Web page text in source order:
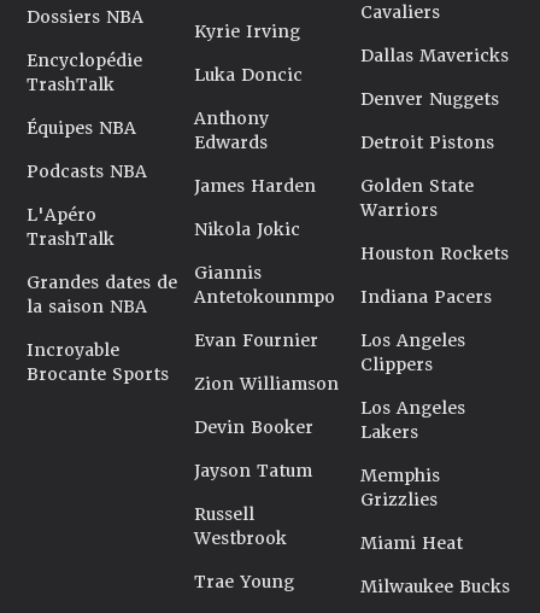
Dossiers NBA
Encyclopédie
TrashTalk
Équipes NBA
Podcasts NBA
L'Apéro
TrashTalk
Grandes dates de
la saison NBA
Incroyable
Brocante Sports
Kyrie Irving
Luka Doncic
Anthony
Edwards
James Harden
Nikola Jokic
Giannis
Antetokounmpo
Evan Fournier
Zion Williamson
Devin Booker
Jayson Tatum
Russell
Westbrook
Trae Young
Cavaliers
Dallas Mavericks
Denver Nuggets
Detroit Pistons
Golden State
Warriors
Houston Rockets
Indiana Pacers
Los Angeles
Clippers
Los Angeles
Lakers
Memphis
Grizzlies
Miami Heat
Milwaukee Bucks